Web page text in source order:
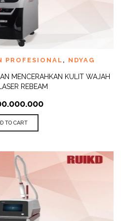
PROFESIONAL , NDYAG
MENCERAHKAN KULIT WAJAH
REBEAM
TO CART